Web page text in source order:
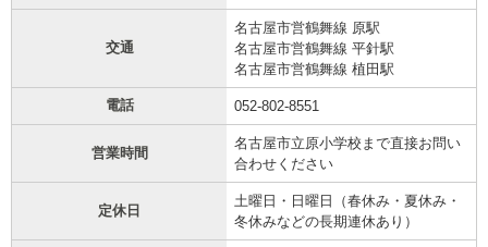
交通
名古屋市営鶴舞線 原駅
名古屋市営鶴舞線 平針駅
名古屋市営鶴舞線 植田駅
電話 052-802-8551
営業時間
名古屋市立原小学校まで直接お問い
合わせください
定休日
土曜日・日曜日（春休み・夏休み・
冬休みなどの長期連休あり）